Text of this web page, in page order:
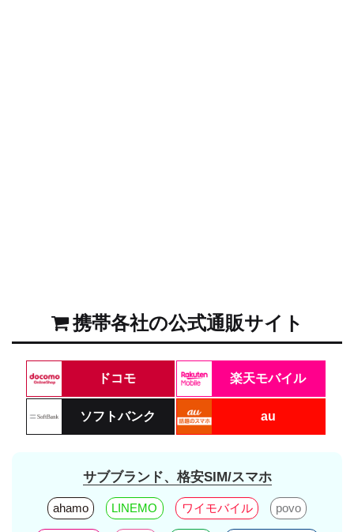
携帯各社の公式通販サイト
ドコモ 楽天モバイル
ソフトバンク au
サブブランド、格安SIM/スマホ
ahamo LINEMO ワイモバイル povo